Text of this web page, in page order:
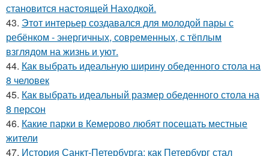
становится настоящей Находкой.
43. Этот интерьер создавался для молодой пары с
ребёнком - энергичных, современных, с тёплым
взглядом на жизнь и уют.
44. Как выбрать идеальную ширину обеденного стола на
8 человек
45. Как выбрать идеальный размер обеденного стола на
8 персон
46. Какие парки в Кемерово любят посещать местные
жители
47. История Санкт-Петербурга: как Петербург стал